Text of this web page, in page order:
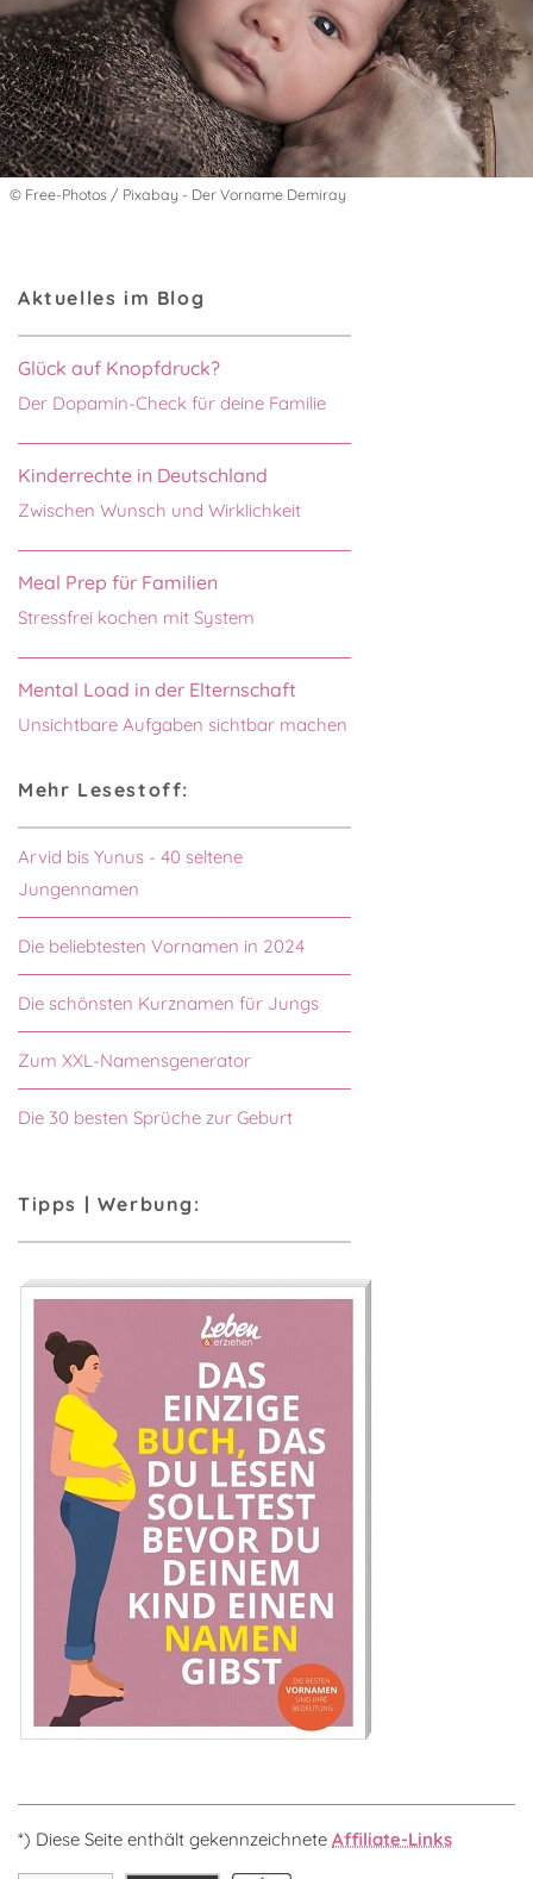
© Free-Photos / Pixabay - Der Vorname Demiray
Aktuelles im Blog
Glück auf Knopfdruck?
Der Dopamin-Check für deine Familie
Kinderrechte in Deutschland
Zwischen Wunsch und Wirklichkeit
Meal Prep für Familien
Stressfrei kochen mit System
Mental Load in der Elternschaft
Unsichtbare Aufgaben sichtbar machen
Mehr Lesestoff:
Arvid bis Yunus - 40 seltene
Jungennamen
Die beliebtesten Vornamen in 2024
Die schönsten Kurznamen für Jungs
Zum XXL-Namensgenerator
Die 30 besten Sprüche zur Geburt
Tipps | Werbung:
*) Diese Seite enthält gekennzeichnete Affiliate-Links